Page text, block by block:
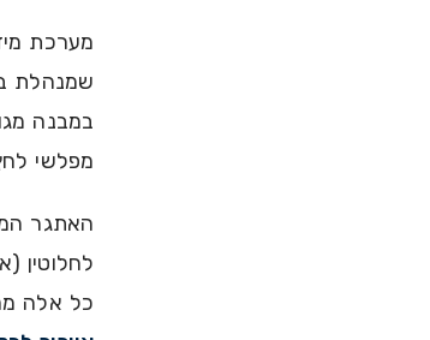
מערכת
שמנהלת
מפלשי
האתגר
לחלוטין
כל אלה